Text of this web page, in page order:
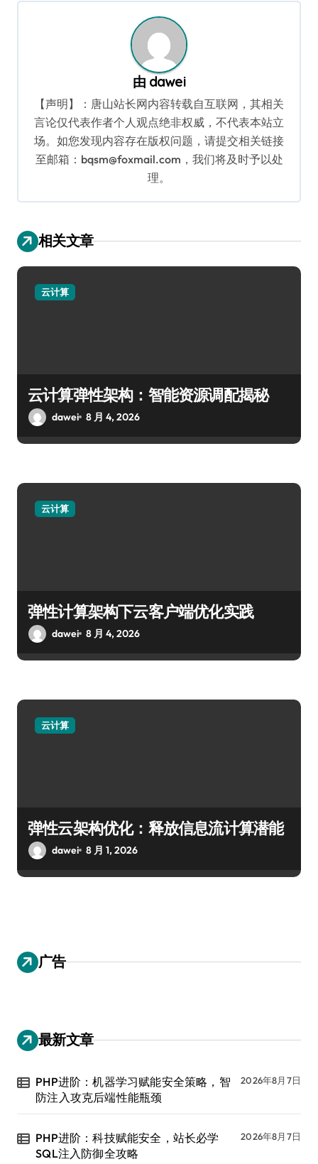
由 dawei
【声明】：唐山站长网内容转载自互联网，其相关
言论仅代表作者个人观点绝非权威，不代表本站立
场。如您发现内容存在版权问题，请提交相关链接
至邮箱：bqsm@foxmail.com，我们将及时予以处
理。
相关文章
云计算
云计算弹性架构：智能资源调配揭秘
dawei 8 月 4, 2026
云计算
弹性计算架构下云客户端优化实践
dawei 8 月 4, 2026
云计算
弹性云架构优化：释放信息流计算潜能
dawei 8 月 1, 2026
广告
最新文章
PHP进阶：机器学习赋能安全策略，智
防注入攻克后端性能瓶颈
2026年8月7日
PHP进阶：科技赋能安全，站长必学
SQL注入防御全攻略
2026年8月7日